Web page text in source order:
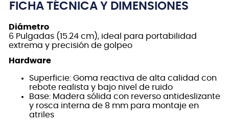
FICHA TÉCNICA Y DIMENSIONES
Diámetro
6 Pulgadas (15.24 cm), ideal para portabilidad
extrema y precisión de golpeo
Hardware
Superficie: Goma reactiva de alta calidad con
rebote realista y bajo nivel de ruido
Base: Madera sólida con reverso antideslizante
y rosca interna de 8 mm para montaje en
atriles